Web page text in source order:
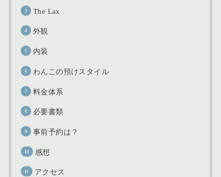
The Lax
外観
内装
わんこの預けスタイル
料金体系
必要書類
事前予約は？
感想
アクセス